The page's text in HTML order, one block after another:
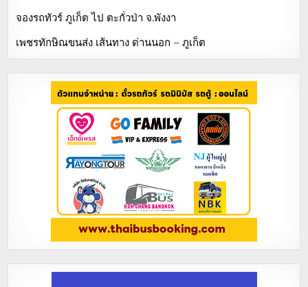
จองรถทัวร์ ภูเก็ต ไป ตะกั่วป่า จ.พังงา
เพชรทักษิณขนส่ง เส้นทาง ด่านนอก – ภูเก็ต